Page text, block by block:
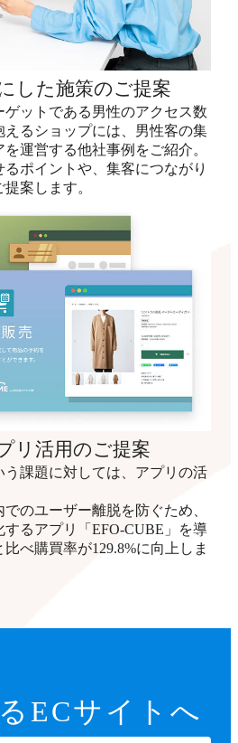
した施策のご提案
ットである男性のアクセス数
えるショップには、男性客の集
運営する他社事例をご紹介。
ポイントや、集客につながり
案します。
リ活用のご提案
う課題に対しては、アプリの活
のユーザー離脱を防ぐため、
るアプリ「EFO-CUBE」を導
べ購買率が129.8%に向上しま
ECサイトへ